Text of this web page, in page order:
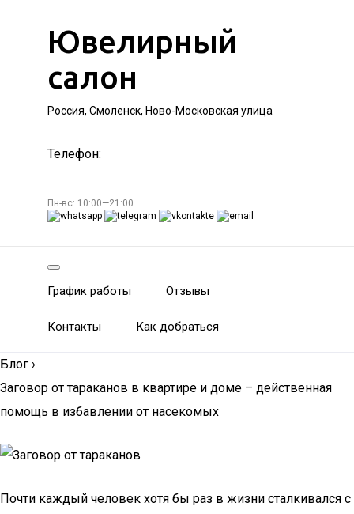
Ювелирный
салон
Россия, Смоленск, Ново-Московская улица
Телефон:
Пн-вс: 10:00—21:00
График работы Отзывы
Контакты Как добраться
Блог ›
Заговор от тараканов в квартире и доме – действенная
помощь в избавлении от насекомых
Почти каждый человек хотя бы раз в жизни сталкивался с